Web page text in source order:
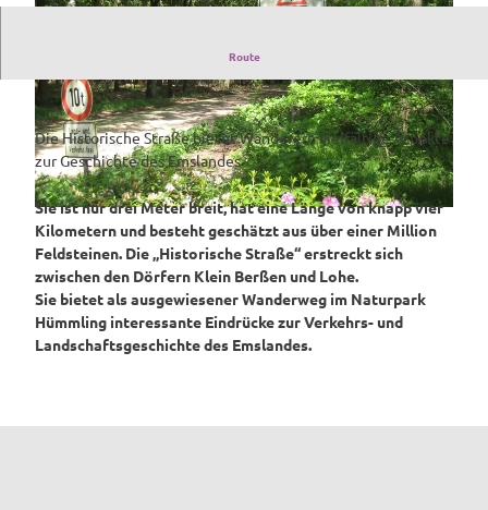
© H. H. Bechtluft | CC-BY-SA
Route
Die Historische Straße bietet Wanderern vielfältige Aspekte
zur Geschichte des Emslandes
Sie ist nur drei Meter breit, hat eine Länge von knapp vier
Kilometern und besteht geschätzt aus über einer Million
Feldsteinen. Die „Historische Straße“ erstreckt sich
zwischen den Dörfern Klein Berßen und Lohe.
Sie bietet als ausgewiesener Wanderweg im Naturpark
Hümmling interessante Eindrücke zur Verkehrs- und
Landschaftsgeschichte des Emslandes.